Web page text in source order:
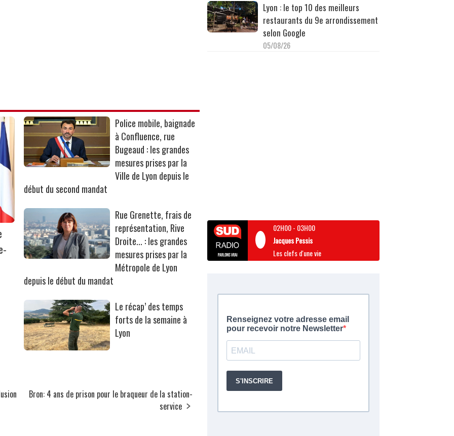
Police mobile, baignade
à Confluence, rue
Bugeaud : les grandes
mesures prises par la
Ville de Lyon depuis le
début du second mandat
Rue Grenette, frais de
représentation, Rive
Droite... : les grandes
mesures prises par la
Métropole de Lyon
depuis le début du mandat
Le récap’ des temps
forts de la semaine à
Lyon
Bron: 4 ans de prison pour le braqueur de la station-
service
Lyon : le top 10 des meilleurs
restaurants du 9e arrondissement
selon Google
05/08/26
02H00- 03H00
Jacques Pessis
Les clefs d'une vie